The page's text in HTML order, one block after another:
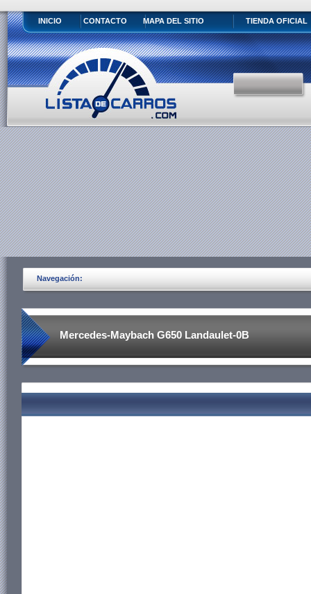
INICIO CONTACTO MAPA DEL SITIO TIENDA OFICIAL
Navegación:
Mercedes-Maybach G650 Landaulet-0B